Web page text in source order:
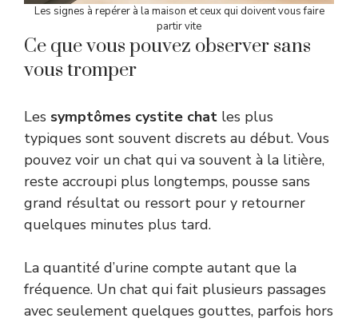
Les signes à repérer à la maison et ceux qui doivent vous faire
partir vite
Ce que vous pouvez observer sans
vous tromper
Les symptômes cystite chat les plus
typiques sont souvent discrets au début. Vous
pouvez voir un chat qui va souvent à la litière,
reste accroupi plus longtemps, pousse sans
grand résultat ou ressort pour y retourner
quelques minutes plus tard.
La quantité d’urine compte autant que la
fréquence. Un chat qui fait plusieurs passages
avec seulement quelques gouttes, parfois hors